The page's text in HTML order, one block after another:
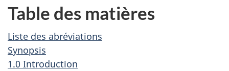
Table des matières
Liste des abréviations
Synopsis
1.0 Introduction